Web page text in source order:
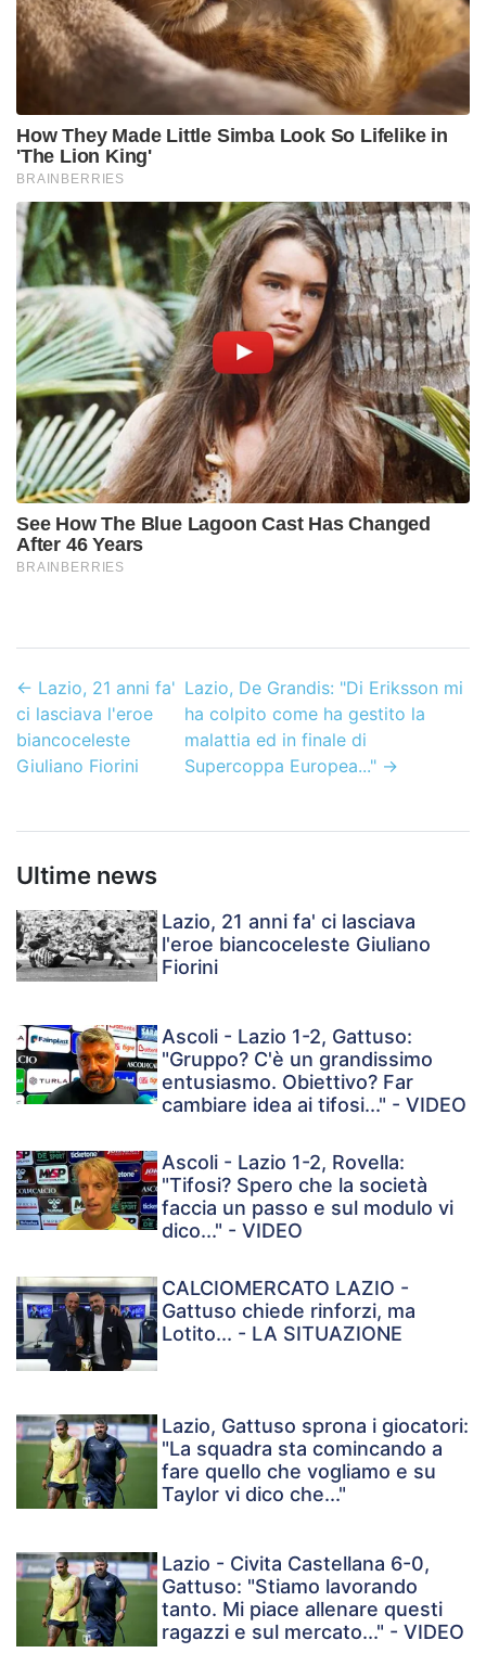
← Lazio, 21 anni fa'
ci lasciava l'eroe
biancoceleste
Giuliano Fiorini
Lazio, De Grandis: "Di Eriksson mi
ha colpito come ha gestito la
malattia ed in finale di
Supercoppa Europea..."→
Ultime news
Lazio, 21 anni fa' ci lasciava
l'eroe biancoceleste Giuliano
Fiorini
Ascoli - Lazio 1-2, Gattuso:
"Gruppo? C'è un grandissimo
entusiasmo. Obiettivo? Far
cambiare idea ai tifosi..." - VIDEO
Ascoli - Lazio 1-2, Rovella:
"Tifosi? Spero che la società
faccia un passo e sul modulo vi
dico..." - VIDEO
CALCIOMERCATO LAZIO -
Gattuso chiede rinforzi, ma
Lotito... - LA SITUAZIONE
Lazio, Gattuso sprona i giocatori:
"La squadra sta comincando a
fare quello che vogliamo e su
Taylor vi dico che..."
Lazio - Civita Castellana 6-0,
Gattuso: "Stiamo lavorando
tanto. Mi piace allenare questi
ragazzi e sul mercato..." - VIDEO